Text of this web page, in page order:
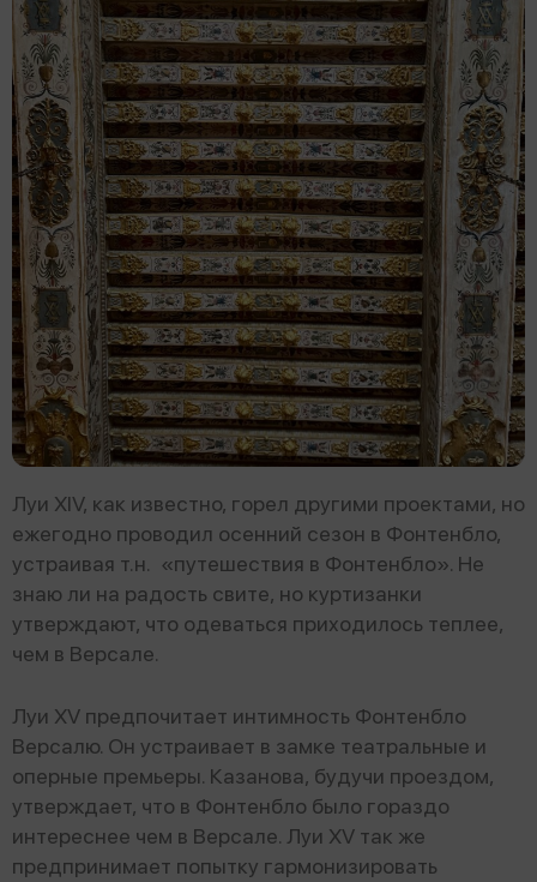
Луи XIV, как известно, горел другими проектами, но
ежегодно проводил осенний сезон в Фонтенбло,
устраивая т.н. «путешествия в Фонтенбло». Не
знаю ли на радость свите, но куртизанки
утверждают, что одеваться приходилось теплее,
чем в Версале.
Луи XV предпочитает интимность Фонтенбло
Версалю. Он устраивает в замке театральные и
оперные премьеры. Казанова, будучи проездом,
утверждает, что в Фонтенбло было гораздо
интереснее чем в Версале. Луи XV так же
предпринимает попытку гармонизировать